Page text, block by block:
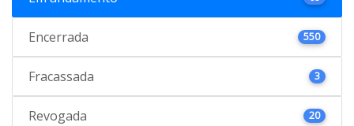
Encerrada 550
Fracassada 3
Revogada 20